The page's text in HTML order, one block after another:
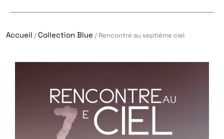
Accueil /Collection Blue / Rencontre au septième ciel